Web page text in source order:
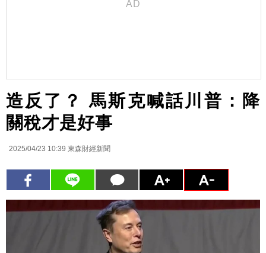
造反了？ 馬斯克喊話川普：降
關稅才是好事
2025/04/23 10:39 東森財經新聞